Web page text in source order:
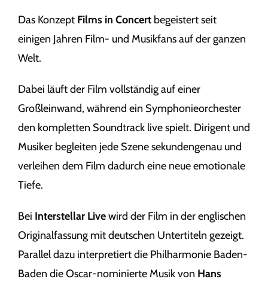
Das Konzept Films in Concertbegeistert seit
einigen Jahren Film- und Musikfans auf der ganzen
Welt.
Dabei läuft der Film vollständig auf einer
Großleinwand, während ein Symphonieorchester
den kompletten Soundtrack live spielt. Dirigent und
Musiker begleiten jede Szene sekundengenau und
verleihen dem Film dadurch eine neue emotionale
Tiefe.
Bei Interstellar Livewird der Film in der englischen
Originalfassung mit deutschen Untertiteln gezeigt.
Parallel dazu interpretiert die Philharmonie Baden-
Baden die Oscar-nominierte Musik von Hans